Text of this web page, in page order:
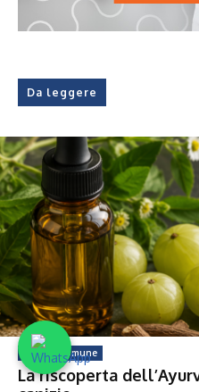
Da leggere
Calvizie Comune
La riscoperta